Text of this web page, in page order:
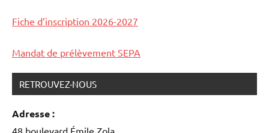
Fiche d’inscription 2026-2027
Mandat de prélèvement SEPA
RETROUVEZ-NOUS
Adresse :
48 boulevard Émile Zola